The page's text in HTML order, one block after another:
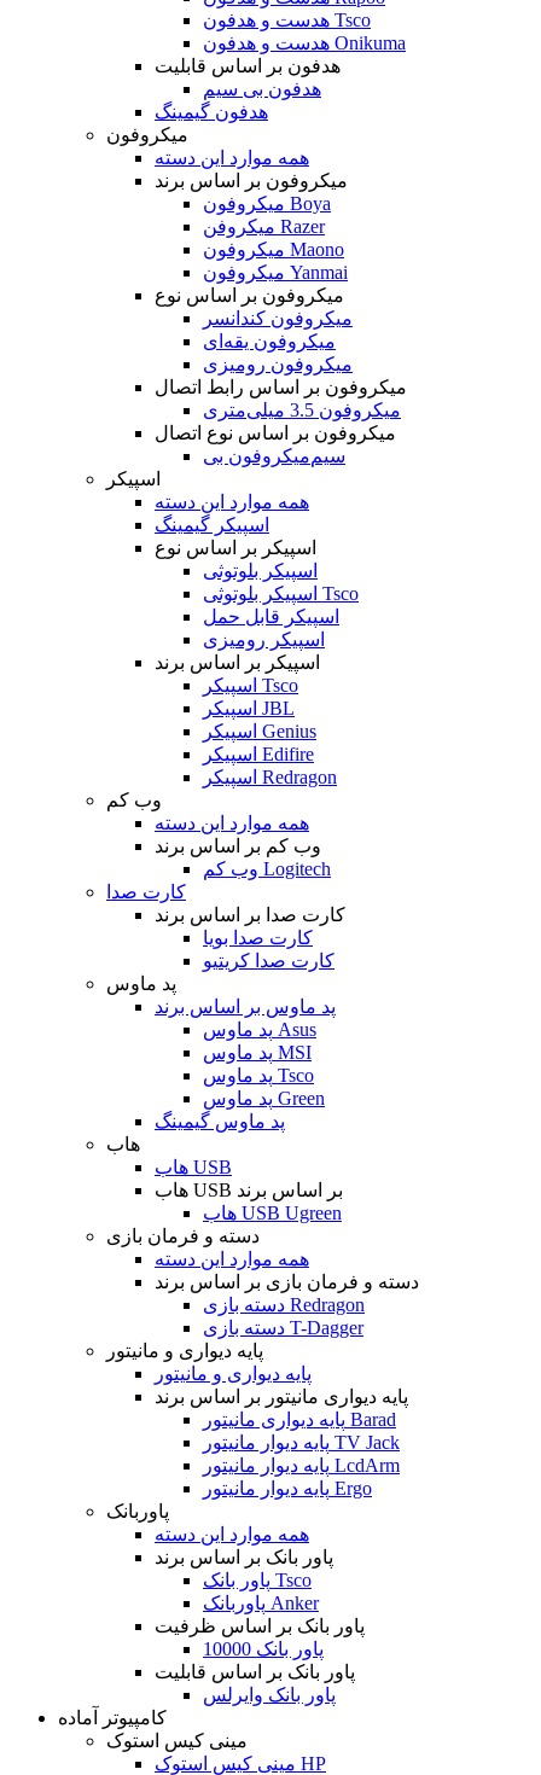
هدست و هدفون Tsco
هدست و هدفون Onikuma
هدفون بر اساس قابلیت
هدفون بی سیم
هدفون گیمینگ
میکروفون
همه موارد این دسته
میکروفون بر اساس برند
میکروفون Boya
میکروفن Razer
میکروفون Maono
میکروفون Yanmai
میکروفون بر اساس نوع
میکروفون کندانسر
میکروفون یقه‌ای
میکروفون رومیزی
میکروفون بر اساس رابط اتصال
میکروفون 3.5 میلی‌متری
میکروفون بر اساس نوع اتصال
میکروفون بی‌‎سیم
اسپیکر
همه موارد این دسته
اسپیکر گیمینگ
اسپیکر بر اساس نوع
اسپیکر بلوتوثی
اسپیکر بلوتوثی Tsco
اسپیکر قابل حمل
اسپیکر رومیزی
اسپیکر بر اساس برند
اسپیکر Tsco
اسپیکر JBL
اسپیکر Genius
اسپیکر Edifire
اسپیکر Redragon
وب کم
همه موارد این دسته
وب کم بر اساس برند
وب کم Logitech
کارت صدا
کارت صدا بر اساس برند
کارت صدا بویا
کارت صدا کریتیو
پد ماوس
پد ماوس بر اساس برند
پد ماوس Asus
پد ماوس MSI
پد ماوس Tsco
پد ماوس Green
پد ماوس گیمینگ
هاب
هاب USB
هاب USB بر اساس برند
هاب USB Ugreen
دسته و فرمان بازی
همه موارد این دسته
دسته و فرمان بازی بر اساس برند
دسته بازی Redragon
دسته بازی T-Dagger
پایه دیواری و مانیتور
پایه دیواری و مانیتور
پایه دیواری مانیتور بر اساس برند
پایه دیواری مانیتور Barad
پایه دیوار مانیتور TV Jack
پایه دیوار مانیتور LcdArm
پایه دیوار مانیتور Ergo
پاوربانک
همه موارد این دسته
پاور بانک بر اساس برند
پاور بانک Tsco
پاوربانک Anker
پاور بانک بر اساس ظرفیت
پاور بانک 10000
پاور بانک بر اساس قابلیت
پاور بانک وایرلس
کامپیوتر آماده
مینی کیس استوک
مینی کیس استوک HP